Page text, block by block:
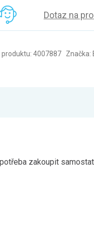
Dotaz na
produktu: 4007887 Značka:
zakoupit